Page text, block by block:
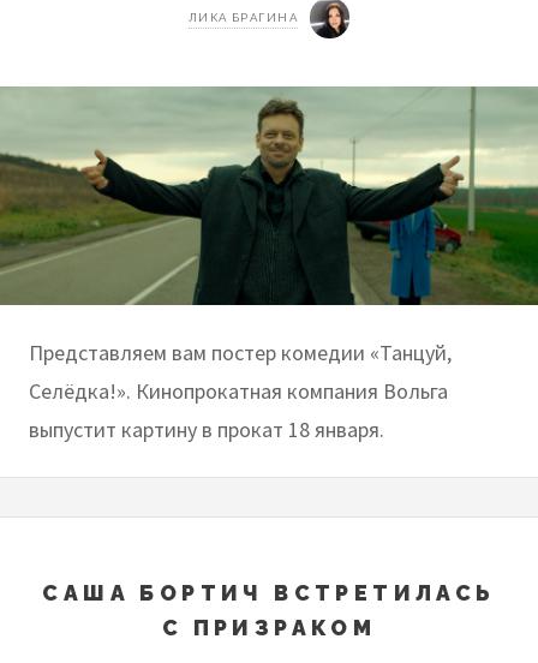
ЛИКА БРАГИНА
Представляем вам постер комедии «Танцуй,
Селёдка!». Кинопрокатная компания Вольга
выпустит картину в прокат 18 января.
САША БОРТИЧ ВСТРЕТИЛАСЬ
С ПРИЗРАКОМ